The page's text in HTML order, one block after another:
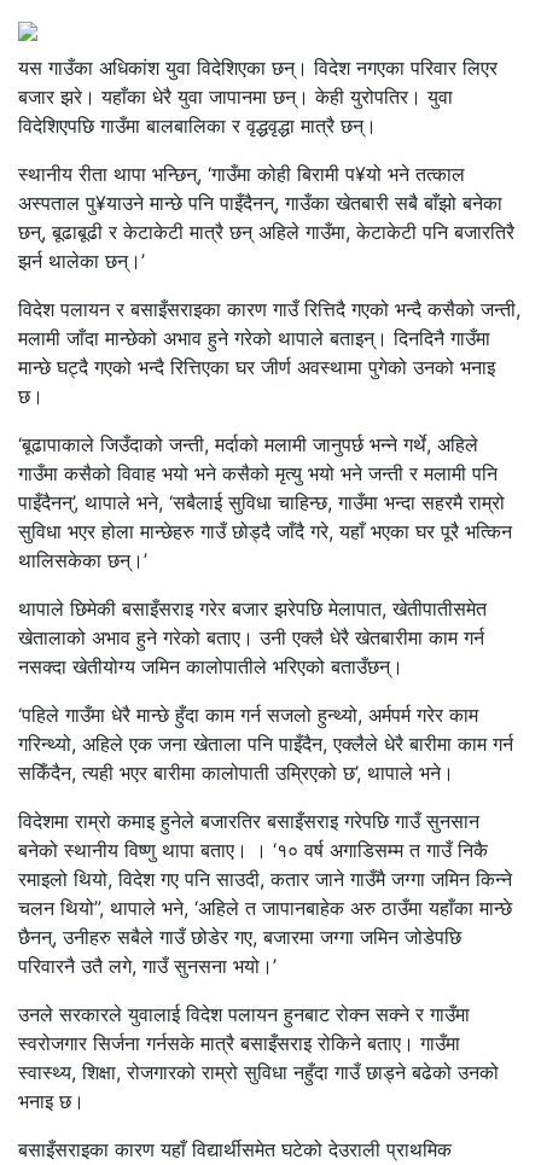
यस गाउँका अधिकांश युवा विदेशिएका छन्। विदेश नगएका परिवार लिएर
बजार झरे। यहाँका धेरै युवा जापानमा छन्। केही युरोपतिर। युवा
विदेशिएपछि गाउँमा बालबालिका र वृद्धवृद्धा मात्रै छन्।
स्थानीय रीता थापा भन्छिन्, ‘गाउँमा कोही बिरामी प¥यो भने तत्काल
अस्पताल पु¥याउने मान्छे पनि पाइँदैनन्, गाउँका खेतबारी सबै बाँझो बनेका
छन्, बूढाबूढी र केटाकेटी मात्रै छन् अहिले गाउँमा, केटाकेटी पनि बजारतिरै
झर्न थालेका छन्।’
विदेश पलायन र बसाइँसराइका कारण गाउँ रित्तिदै गएको भन्दै कसैको जन्ती,
मलामी जाँदा मान्छेको अभाव हुने गरेको थापाले बताइन्। दिनदिनै गाउँमा
मान्छे घट्दै गएको भन्दै रित्तिएका घर जीर्ण अवस्थामा पुगेको उनको भनाइ
छ।
‘बूढापाकाले जिउँदाको जन्ती, मर्दाको मलामी जानुपर्छ भन्ने गर्थे, अहिले
गाउँमा कसैको विवाह भयो भने कसैको मृत्यु भयो भने जन्ती र मलामी पनि
पाइँदैनन्’, थापाले भने, ‘सबैलाई सुविधा चाहिन्छ, गाउँमा भन्दा सहरमै राम्रो
सुविधा भएर होला मान्छेहरु गाउँ छोड्दै जाँदै गरे, यहाँ भएका घर पूरै भत्किन
थालिसकेका छन्।’
थापाले छिमेकी बसाइँसराइ गरेर बजार झरेपछि मेलापात, खेतीपातीसमेत
खेतालाको अभाव हुने गरेको बताए। उनी एक्लै धेरै खेतबारीमा काम गर्न
नसक्दा खेतीयोग्य जमिन कालोपातीले भरिएको बताउँछन्।
‘पहिले गाउँमा धेरै मान्छे हुँदा काम गर्न सजलो हुन्थ्यो, अर्मपर्म गरेर काम
गरिन्थ्यो, अहिले एक जना खेताला पनि पाइँदैन, एक्लैले धेरै बारीमा काम गर्न
सकिँदैन, त्यही भएर बारीमा कालोपाती उम्रिएको छ’, थापाले भने।
विदेशमा राम्रो कमाइ हुनेले बजारतिर बसाइँसराइ गरेपछि गाउँ सुनसान
बनेको स्थानीय विष्णु थापा बताए। । ‘१० वर्ष अगाडिसम्म त गाउँ निकै
रमाइलो थियो, विदेश गए पनि साउदी, कतार जाने गाउँमै जग्गा जमिन किन्ने
चलन थियो”, थापाले भने, ‘अहिले त जापानबाहेक अरु ठाउँमा यहाँका मान्छे
छैनन्, उनीहरु सबैले गाउँ छोडेर गए, बजारमा जग्गा जमिन जोडेपछि
परिवारनै उतै लगे, गाउँ सुनसना भयो।’
उनले सरकारले युवालाई विदेश पलायन हुनबाट रोक्न सक्ने र गाउँमा
स्वरोजगार सिर्जना गर्नसके मात्रै बसाइँसराइ रोकिने बताए। गाउँमा
स्वास्थ्य, शिक्षा, रोजगारको राम्रो सुविधा नहुँदा गाउँ छाड्ने बढेको उनको
भनाइ छ।
बसाइँसराइका कारण यहाँ विद्यार्थीसमेत घटेको देउराली प्राथमिक